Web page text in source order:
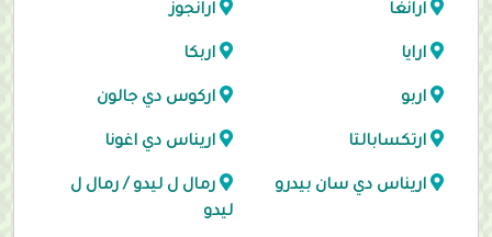
ارانغا ارانجوز
ارايا اربكا
اربو اركوس دي جالون
ارتكسابالتا اريناس دي اغونا
اريناس دي سان بيدرو
رمال ل ليدو / رمال ل
ليدو